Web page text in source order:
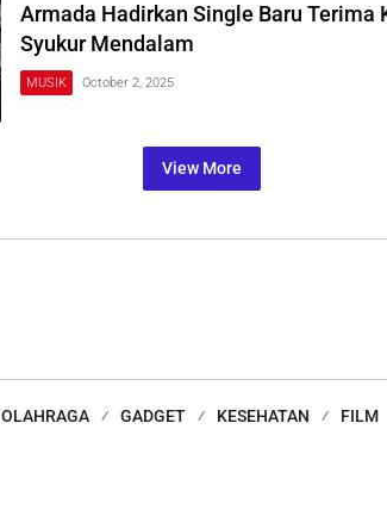
Armada Hadirkan Single Baru Terima
Syukur Mendalam
MUSIK October 2, 2025
View More
OLAHRAGA GADGET KESEHATAN FILM